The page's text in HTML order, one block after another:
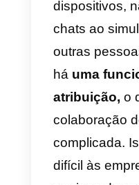
são:
1)
(t.me/
sociais
2)